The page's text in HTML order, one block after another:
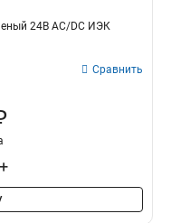
24В AC/DC ИЭК
Сравнить
+